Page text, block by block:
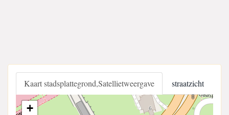
Kaart stadsplattegrond,Satellietweergave straatzicht
+